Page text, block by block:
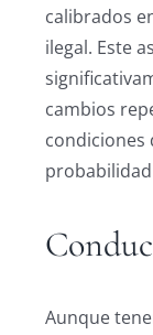
calibrados
ilegal. Este
cambios
condiciones
Aunque